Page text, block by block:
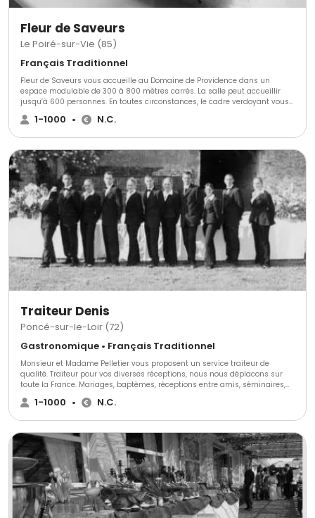
Fleur de Saveurs
Le Poiré-sur-Vie (85)
Français Traditionnel
Fleur de Saveurs vous accueille au Domaine de Providence dans un
espace modulable de 300 à 800 mètres carrés. La salle peut accueillir
jusqu’à 600 personnes. En toutes circonstances, le cadre verdoyant vous
donne la possibilité d’installer des structures extérieures.
1-1000 • N.C.
Traiteur Denis
Poncé-sur-le-Loir (72)
Gastronomique • Français Traditionnel
Monsieur et Madame Pelletier vous proposent un service traiteur de
qualité. Traiteur pour vos diverses réceptions, nous nous déplacons sur
toute la France. Mariages, baptèmes, réceptions entre amis, séminaires,
soirées d'entreprises etc...
1-1000 • N.C.